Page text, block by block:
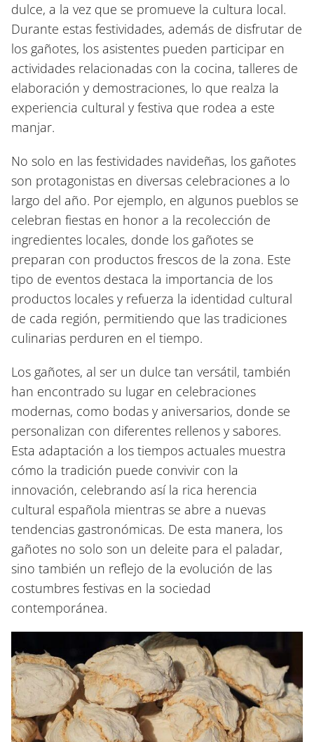
dulce, a la vez que se promueve la cultura local.
Durante estas festividades, además de disfrutar de
los gañotes, los asistentes pueden participar en
actividades relacionadas con la cocina, talleres de
elaboración y demostraciones, lo que realza la
experiencia cultural y festiva que rodea a este
manjar.
No solo en las festividades navideñas, los gañotes
son protagonistas en diversas celebraciones a lo
largo del año. Por ejemplo, en algunos pueblos se
celebran fiestas en honor a la recolección de
ingredientes locales, donde los gañotes se
preparan con productos frescos de la zona. Este
tipo de eventos destaca la importancia de los
productos locales y refuerza la identidad cultural
de cada región, permitiendo que las tradiciones
culinarias perduren en el tiempo.
Los gañotes, al ser un dulce tan versátil, también
han encontrado su lugar en celebraciones
modernas, como bodas y aniversarios, donde se
personalizan con diferentes rellenos y sabores.
Esta adaptación a los tiempos actuales muestra
cómo la tradición puede convivir con la
innovación, celebrando así la rica herencia
cultural española mientras se abre a nuevas
tendencias gastronómicas. De esta manera, los
gañotes no solo son un deleite para el paladar,
sino también un reflejo de la evolución de las
costumbres festivas en la sociedad
contemporánea.